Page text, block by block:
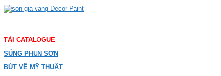
TẢI CATALOGUE
SÚNG PHUN SƠN
BÚT VẼ MỸ THUẬT